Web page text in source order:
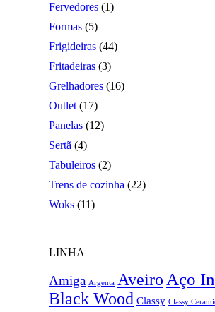
Fervedores (1)
Formas (5)
Frigideiras (44)
Fritadeiras (3)
Grelhadores (16)
Outlet (17)
Panelas (12)
Sertã (4)
Tabuleiros (2)
Trens de cozinha (22)
Woks (11)
LINHA
Amiga Argenta Aveiro Aço
Black Wood Classy Classy